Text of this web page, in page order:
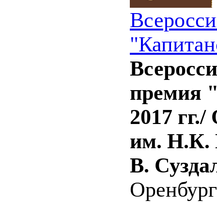
премия
2017
им. Н.К.
В.